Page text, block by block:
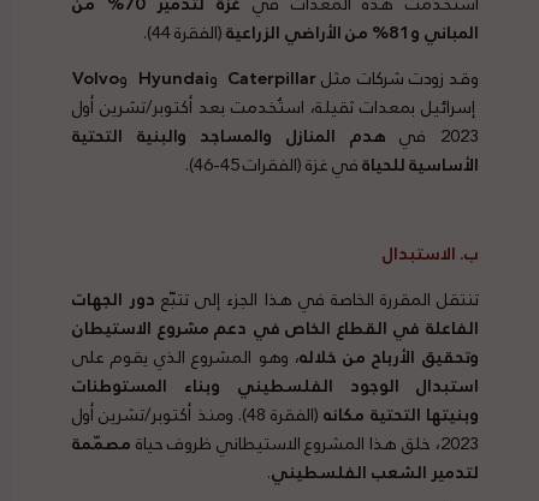
المباني و81% من الأراضي الزراعية
(الفقرة 44).
وقد زودت شركات مثلCaterpillar وHyundai وVolvo
إسرائيل بمعدات ثقيلة، استُخدمت بعد أكتوبر/تشرين أول
2023 في
هدم المنازل والمساجد والبنية التحتية
الأساسية للحياةفي غزة (الفقرات 45-46).
ب. الاستبدال
تنتقل المقررة الخاصة في هذا الجزء إلى تتبّع دور الجهات
الفاعلة في القطاع الخاص في دعم مشروع الاستيطان
وتحقيق الأرباح من خلاله، وهو المشروع الذي يقوم على
استبدال الوجود الفلسطيني وبناء المستوطنات
وبنيتها التحتية مكانه
(الفقرة 48). ومنذ أكتوبر/تشرين أول
2023، خلق هذا المشروع الاستيطاني ظروف حياة
مصمّمة
لتدمير الشعب الفلسطيني.